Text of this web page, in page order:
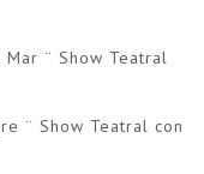
¨ Show Teatral
¨ Show Teatral con